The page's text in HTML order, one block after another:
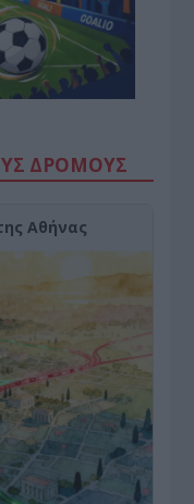
ΔΡΌΜΟΥΣ
Αθήνας